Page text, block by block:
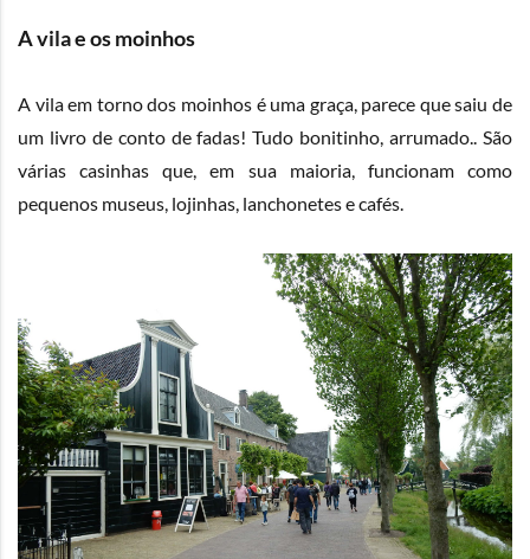
A vila e os moinhos
A vila em torno dos moinhos é uma graça, parece que saiu de
um livro de conto de fadas! Tudo bonitinho, arrumado.. São
várias casinhas que, em sua maioria, funcionam como
pequenos museus, lojinhas, lanchonetes e cafés.